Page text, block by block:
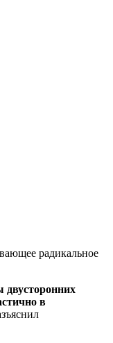
радикальное
двусторонних
в